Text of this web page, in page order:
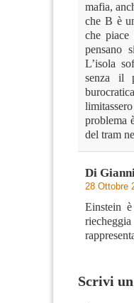
mafia,
che B è
che
pensano
L’isola
senza il
problema
del tram
Di
28 Ottobre
Einstein
Scrivi